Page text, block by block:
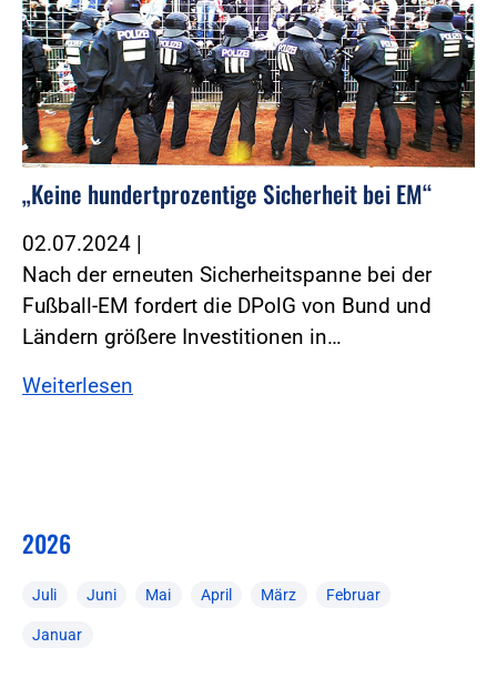
„Keine hundertprozentige Sicherheit bei EM“
02.07.2024 |
Nach der erneuten Sicherheitspanne bei der
Fußball-EM fordert die DPolG von Bund und
Ländern größere Investitionen in…
Weiterlesen
2026
Juli Juni Mai April März Februar
Januar